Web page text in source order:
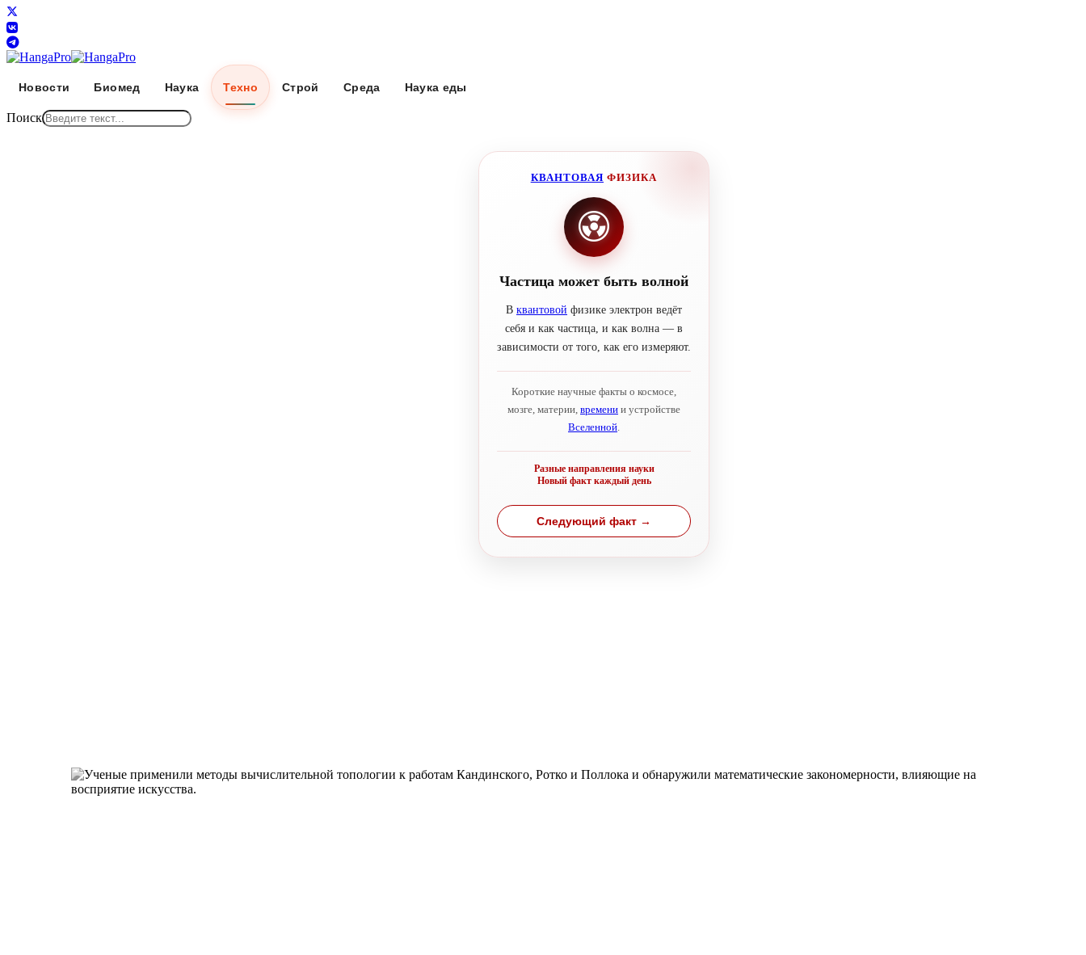
Новости Биомед Наука Техно Строй Среда Наука еды
Поиск
КВАНТОВАЯ ФИЗИКА
Частица может быть волной
В квантовой физике электрон ведёт
себя и как частица, и как волна — в
зависимости от того, как его измеряют.
Короткие научные факты о космосе,
мозге, материи, времени и устройстве
Вселенной.
Разные направления науки
Новый факт каждый день
Следующий факт →